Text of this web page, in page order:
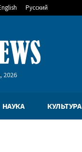
Русский
2026
НАУКА КУЛЬТУРА